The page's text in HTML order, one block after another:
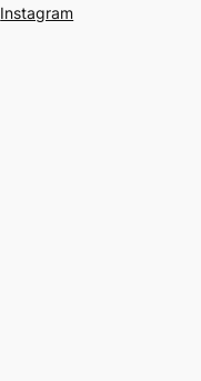
Instagram